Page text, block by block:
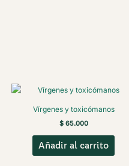
Vírgenes y toxicómanos
$65.000
Añadir al carrito